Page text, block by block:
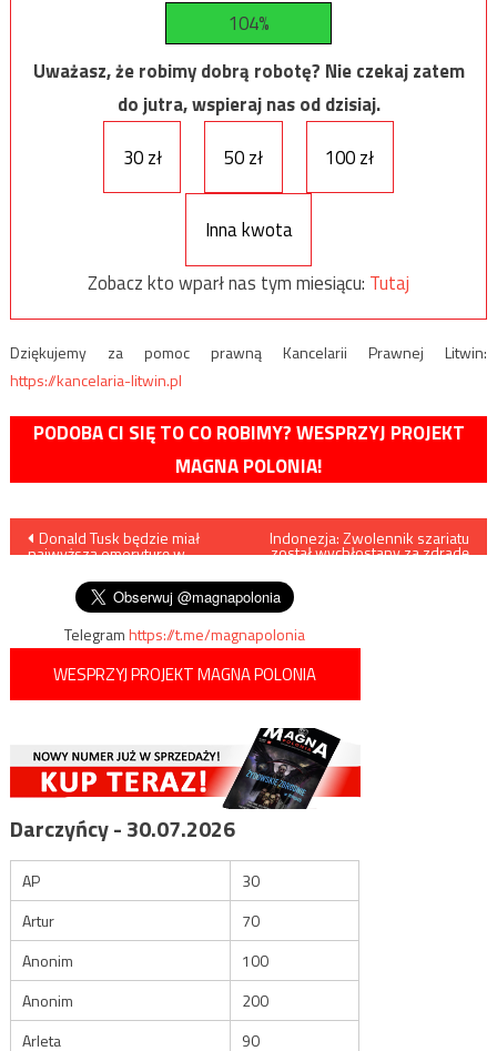
104%
Uważasz, że robimy dobrą robotę? Nie czekaj zatem
do jutra, wspieraj nas od dzisiaj.
30 zł
50 zł 100 zł
Inna kwota
Zobacz kto wparł nas tym miesiącu: Tutaj
Dziękujemy za pomoc prawną Kancelarii Prawnej Litwin:
https://kancelaria-litwin.pl
PODOBA CI SIĘ TO CO ROBIMY? WESPRZYJ PROJEKT
MAGNA POLONIA!
Nawigacja
wpisu
Donald Tusk będzie miał
najwyższą emeryturę w
Indonezja: Zwolennik szariatu
został wychłostany za zdradę
Telegramhttps://t.me/magnapolonia
WESPRZYJ PROJEKT MAGNA POLONIA
Darczyńcy - 30.07.2026
AP
30
Artur
70
Anonim
100
Anonim
200
Arleta
90